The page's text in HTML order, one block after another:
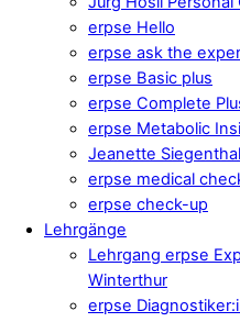
erpse Hello
erpse ask the
erpse Basic plus
erpse Complete
erpse Metabolic
Jeanette
erpse medical
erpse check-up
Lehrgänge
Lehrgang erpse
Winterthur
erpse